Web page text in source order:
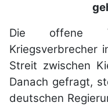
Die offene
Kriegsverbrecher
Streit zwischen
Danach gefragt,
deutschen